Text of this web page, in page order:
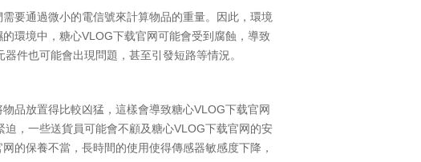
要通過微小的電信號來計算物品的重量。因此，環境
環境中，糖心VLOG下载官网可能會受到腐蝕，導致
件也可能會出現問題，甚至引發短路等情況。
品放置得比較凶猛，這樣會導致糖心VLOG下载官网
，一些送貨員可能會不顧及糖心VLOG下载官网的安
的保養不當，長時間的使用使得傳感器敏感度下降，